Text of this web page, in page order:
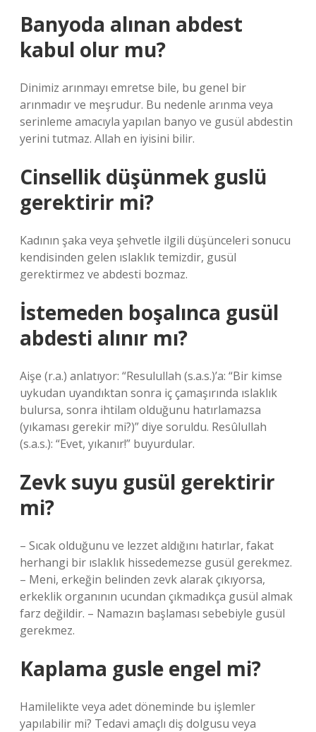
Banyoda alınan abdest
kabul olur mu?
Dinimiz arınmayı emretse bile, bu genel bir
arınmadır ve meşrudur. Bu nedenle arınma veya
serinleme amacıyla yapılan banyo ve gusül abdestin
yerini tutmaz. Allah en iyisini bilir.
Cinsellik düşünmek guslü
gerektirir mi?
Kadının şaka veya şehvetle ilgili düşünceleri sonucu
kendisinden gelen ıslaklık temizdir, gusül
gerektirmez ve abdesti bozmaz.
İstemeden boşalınca gusül
abdesti alınır mı?
Aişe (r.a.) anlatıyor: “Resulullah (s.a.s.)’a: “Bir kimse
uykudan uyandıktan sonra iç çamaşırında ıslaklık
bulursa, sonra ihtilam olduğunu hatırlamazsa
(yıkaması gerekir mi?)” diye soruldu. Resûlullah
(s.a.s.): “Evet, yıkanır!” buyurdular.
Zevk suyu gusül gerektirir
mi?
– Sıcak olduğunu ve lezzet aldığını hatırlar, fakat
herhangi bir ıslaklık hissedemezse gusül gerekmez.
– Meni, erkeğin belinden zevk alarak çıkıyorsa,
erkeklik organının ucundan çıkmadıkça gusül almak
farz değildir. – Namazın başlaması sebebiyle gusül
gerekmez.
Kaplama gusle engel mi?
Hamilelikte veya adet döneminde bu işlemler
yapılabilir mi? Tedavi amaçlı diş dolgusu veya